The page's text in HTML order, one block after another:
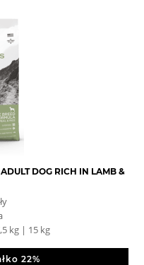
DOG RICH IN LAMB &
kg | 15 kg
22%